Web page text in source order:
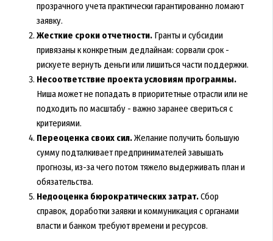
прозрачного учета практически гарантированно ломают
заявку.
Жесткие сроки отчетности.Гранты и субсидии
привязаны к конкретным дедлайнам: сорвали срок -
рискуете вернуть деньги или лишиться части поддержки.
Несоответствие проекта условиям программы.
Ниша может не попадать в приоритетные отрасли или не
подходить по масштабу - важно заранее свериться с
критериями.
Переоценка своих сил.Желание получить большую
сумму подталкивает предпринимателей завышать
прогнозы, из-за чего потом тяжело выдерживать план и
обязательства.
Недооценка бюрократических затрат.Сбор
справок, доработки заявки и коммуникация с органами
власти и банком требуют времени и ресурсов.